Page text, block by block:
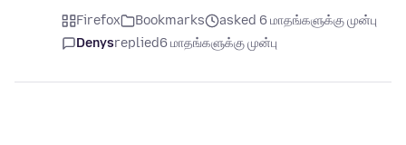
Firefox Bookmarks
asked 6 மாதங்களுக்கு முன்பு
Denysreplied6 மாதங்களுக்கு முன்பு